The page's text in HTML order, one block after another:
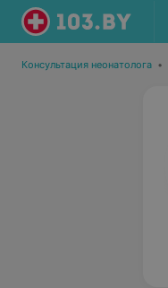
Консультация неонатолога •